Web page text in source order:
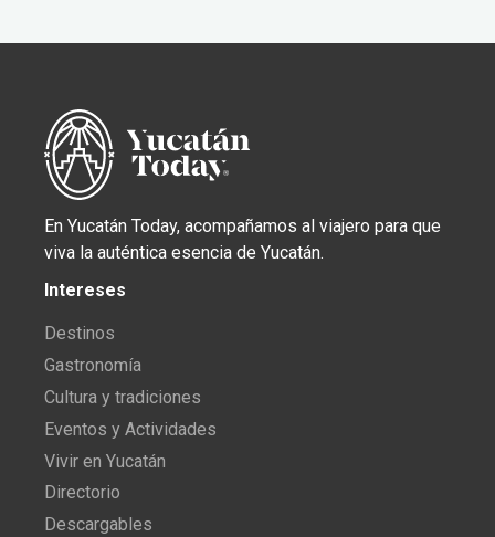
En Yucatán Today, acompañamos al viajero para que
viva la auténtica esencia de Yucatán.
Intereses
Destinos
Gastronomía
Cultura y tradiciones
Eventos y Actividades
Vivir en Yucatán
Directorio
Descargables